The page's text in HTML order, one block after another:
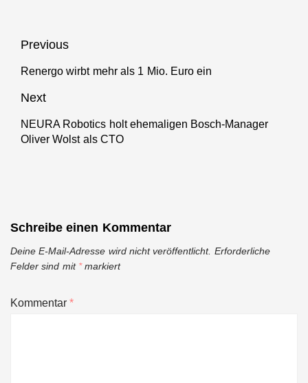
Beitragsnavigation
Previous
Previous
Renergo wirbt mehr als 1 Mio. Euro ein
Next
Next
post:
NEURA Robotics holt ehemaligen Bosch-Manager
Oliver Wolst als CTO
Schreibe einen Kommentar
Deine E-Mail-Adresse wird nicht veröffentlicht. Erforderliche
Felder sind mit *markiert
Kommentar*